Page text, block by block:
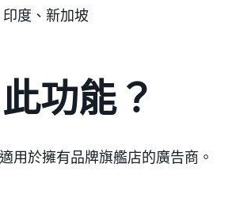
度、新加坡
功能？
用於擁有品牌旗艦店的廣告商。